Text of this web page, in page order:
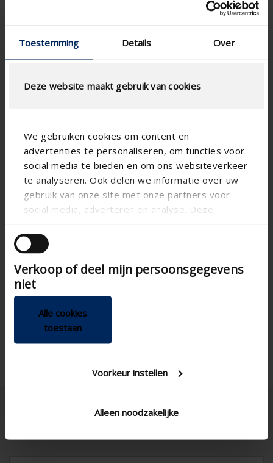
Toestemming Details Over
Deze website maakt gebruik van cookies
We gebruiken cookies om content en
advertenties te personaliseren, om functies voor
social media te bieden en om ons websiteverkeer
te analyseren. Ook delen we informatie over uw
gebruik van onze site met onze partners voor
social media, adverteren en analyse. Deze
andere informatie die u aan ze heeft verstrekt of
die ze hebben verzameld op basis van uw gebruik
van hun services.
Verkoop of deel mijn persoonsgegevens
niet
Alle cookies
toestaan
Voorkeur instellen
Alleen noodzakelijke